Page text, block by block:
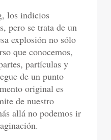
los indicios
pero se trata de un
explosión no sólo
que conocemos,
partículas y
de un punto
original es
de nuestro
allá no podemos ir